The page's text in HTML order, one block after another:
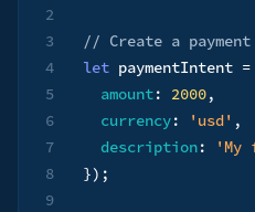
2
3
4
5
6
7
8
9
// Create a
let paymentIntent =
amount: 2000,
currency: 'usd' ,
description: 'My
}) ;